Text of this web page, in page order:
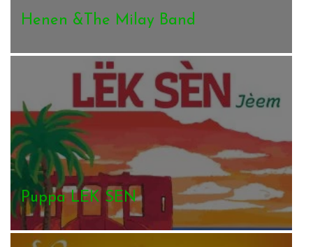
Henen &The Milay Band
Puppa LEK SEN